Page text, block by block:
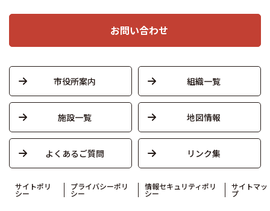
お問い合わせ
市役所案内 組織一覧
施設一覧 地図情報
よくあるご質問 リンク集
サイトポリ
シー
プライバシーポリ
シー
情報セキュリティポリ
シー
サイトマッ
プ